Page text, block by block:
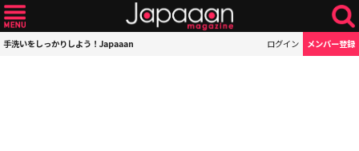
手洗いをしっかりしよう！Japaaan ログイン メンバー登録